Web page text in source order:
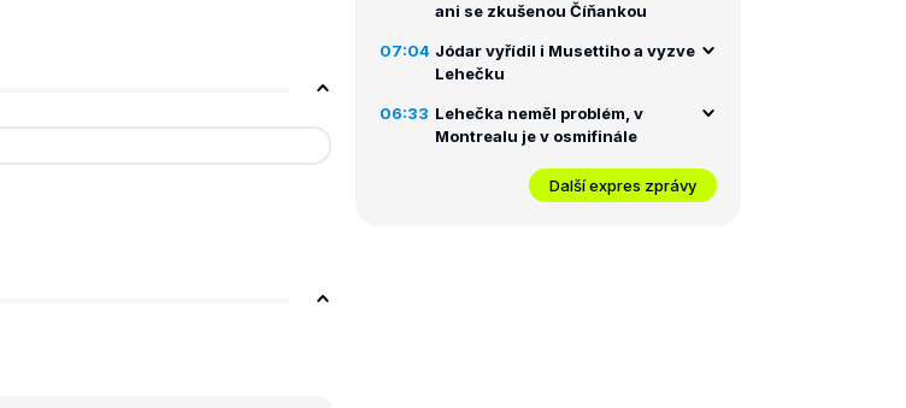
ani se zkušenou Číňankou
07:04 Jódar vyřídil i Musettiho a vyzve
Lehečku
06:33 Lehečka neměl problém, v
Montrealu je v osmifinále
Další expres zprávy